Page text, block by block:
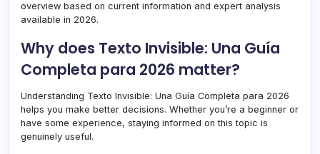
overview based on current information and expert analysis
available in 2026.
Why does Texto Invisible: Una Guía
Completa para 2026 matter?
Understanding Texto Invisible: Una Guía Completa para 2026
helps you make better decisions. Whether you’re a beginner or
have some experience, staying informed on this topic is
genuinely useful.